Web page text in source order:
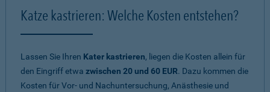
Katze kastrieren: Welche Kosten entstehen?
Lassen Sie Ihren Kater kastrieren, liegen die Kosten allein für
den Eingriff etwa zwischen 20 und 60 EUR. Dazu kommen die
Kosten für Vor- und Nachuntersuchung, Anästhesie und